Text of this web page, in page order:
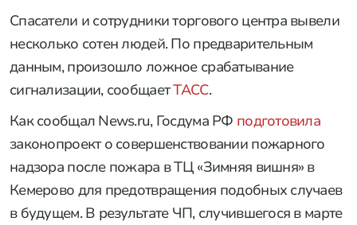
Спасатели и сотрудники торгового центра вывели
несколько сотен людей. По предварительным
данным, произошло ложное срабатывание
сигнализации, сообщаетТАСС.
Как сообщал News.ru, Госдума РФ подготовила
законопроект о совершенствовании пожарного
надзора после пожара в ТЦ «Зимняя вишня» в
Кемерово для предотвращения подобных случаев
в будущем. В результате ЧП, случившегося в марте